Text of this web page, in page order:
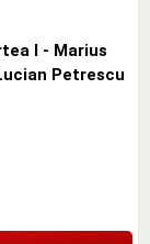
I - Marius
Petrescu